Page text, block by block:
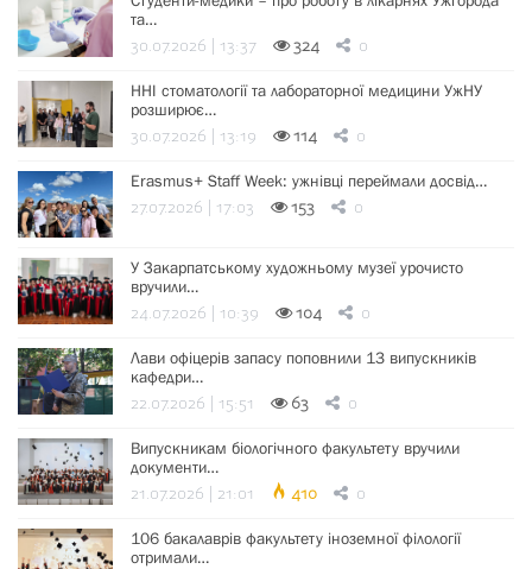
та…
30.07.2026 | 13:37 324 0
ННІ стоматології та лабораторної медицини УжНУ
розширює…
30.07.2026 | 13:19 114 0
Erasmus+ Staff Week: ужнівці переймали досвід…
27.07.2026 | 17:03 153 0
У Закарпатському художньому музеї урочисто
вручили…
24.07.2026 | 10:39 104 0
Лави офіцерів запасу поповнили 13 випускників
кафедри…
22.07.2026 | 15:51 63 0
Випускникам біологічного факультету вручили
документи…
21.07.2026 | 21:01 410 0
106 бакалаврів факультету іноземної філології
отримали…